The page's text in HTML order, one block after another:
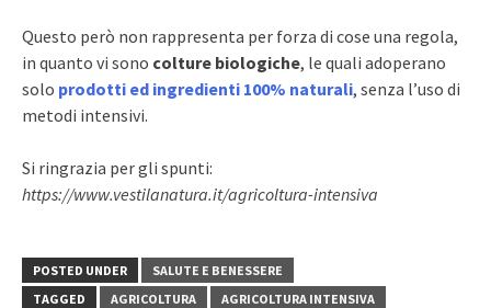
Questo però non rappresenta per forza di cose una regola,
in quanto vi sono colture biologiche, le quali adoperano
solo prodotti ed ingredienti 100% naturali, senza l’uso di
metodi intensivi.
Si ringrazia per gli spunti:
https://www.vestilanatura.it/agricoltura-intensiva
POSTED UNDER
SALUTE E BENESSERE
TAGGED
AGRICOLTURA
AGRICOLTURA INTENSIVA